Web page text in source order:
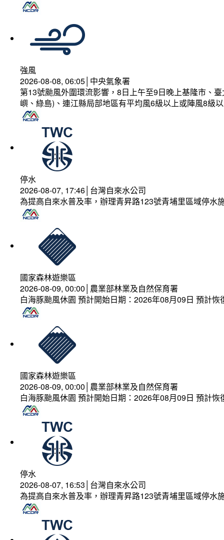
強風
2026-08-08, 06:05│中央氣象署
第13號颱風外圍環流影響，8日上午至9日晚上基隆市、
嶼、綠島)、連江縣局部地區有平均風6級以上或陣風8級
停水
2026-08-07, 17:46│台灣自來水公司
為提高自來水普及率，辦理青昇路123號青埔里區域停水
國家森林遊樂區
2026-08-09, 00:00│農業部林業及自然保育署
白海豚颱風休園 預計開始日期：2026年08月09日 預計
國家森林遊樂區
2026-08-09, 00:00│農業部林業及自然保育署
白海豚颱風休園 預計開始日期：2026年08月09日 預計
停水
2026-08-07, 16:53│台灣自來水公司
為提高自來水普及率，辦理青昇路123號青埔里區域停水